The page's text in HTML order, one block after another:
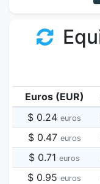
Euros (EUR)
$ 0.24 euros
$ 0.47 euros
$ 0.71 euros
$ 0.95 euros